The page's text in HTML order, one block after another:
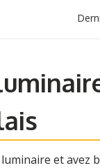
et avez